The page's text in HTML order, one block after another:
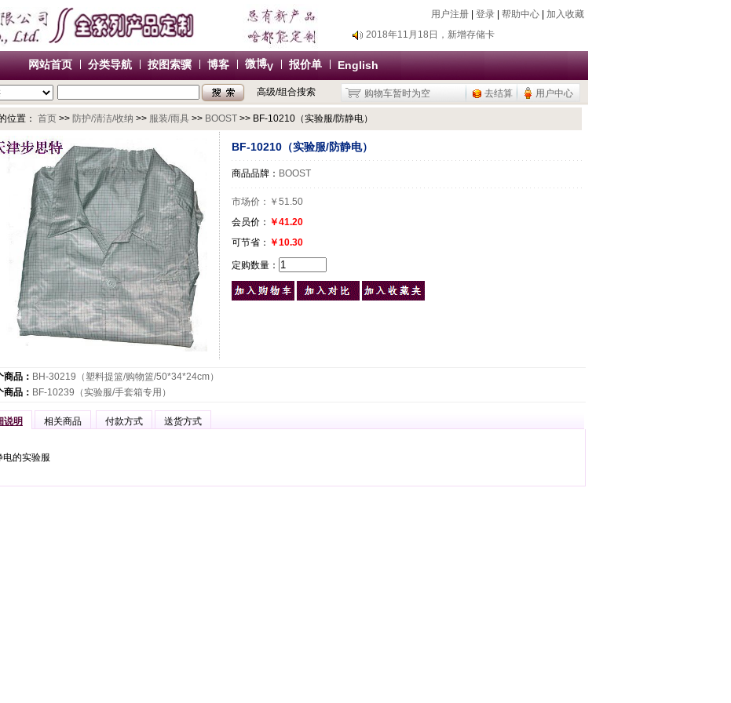
用户注册 登录 帮助中心 加入收藏
2018年7月26日，新增除静电器
2015年9月10日，调整加热模块目录
办公用品，U盘/移动硬盘
2018年7月26日，新增除静电器
2018年11月18日，新增存储卡
2016年9月20日，烧瓶塞降价
2015年9月10日，调整加热模块目录
网站首页 分类导航 按图索骥 博客 微博V 报价单 English
高级/组合搜索 购物车暂时为空 去结算 用户中心
位置： 首页 >> 防护/清洁/收纳 >> 服装/雨具 >> BOOST >> BF-10210（实验服/防静电）
BF-10210（实验服/防静电）
商品品牌： BOOST
市场价： ￥51.50
会员价： ￥41.20
可节省： ￥10.30
定购数量：
商品： BH-30219（塑料提篮/购物篮/50*34*24cm）
商品： BF-10239（实验服/手套箱专用）
说明 相关商品 付款方式 送货方式
电的实验服